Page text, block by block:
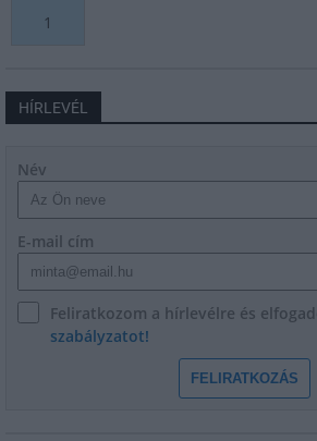
1
HÍRLEVÉL
Név
E-mail cím
Feliratkozom a hírlevélre és
szabályzatot!
FELIRATKOZÁS